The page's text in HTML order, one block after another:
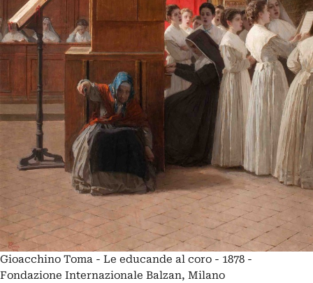
Gioacchino Toma - Le educande al coro - 1878 -
Fondazione Internazionale Balzan, Milano